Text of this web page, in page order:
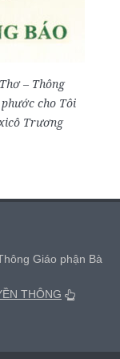
– Thông
cho Tôi
Trương
Giáo phận Bà
THÔNG